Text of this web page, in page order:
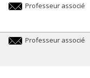
Professeur associé
Professeur associé